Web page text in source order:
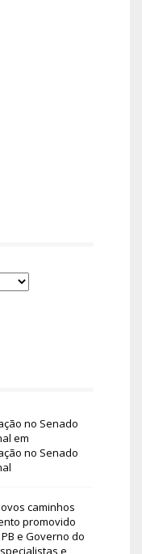
no Senado
em
no Senado
caminhos
promovido
e Governo do
e